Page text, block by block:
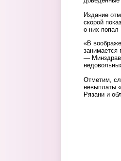
Издание
скорой
о них попал
«В
занимается
— Минздрав
Отметим,
невыплаты
Рязани и